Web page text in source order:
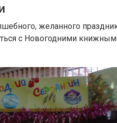
желанного
с Новогодними